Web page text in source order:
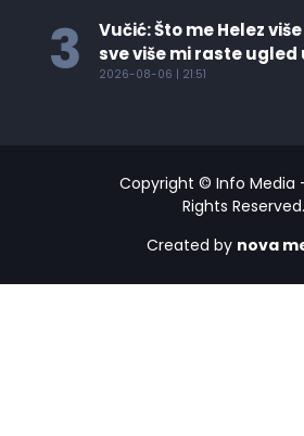
3
Vučić: Što me Helez
sve više mi raste ugled
2026-08-06 | 21:51
Copyright © Info Media -
Rights Reserved.
Created by nova